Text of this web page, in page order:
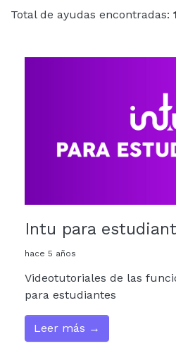
Total de ayudas encontradas:
Intu para
hace 5 años
Videotutoriales de las
para estudiantes
Leer más →